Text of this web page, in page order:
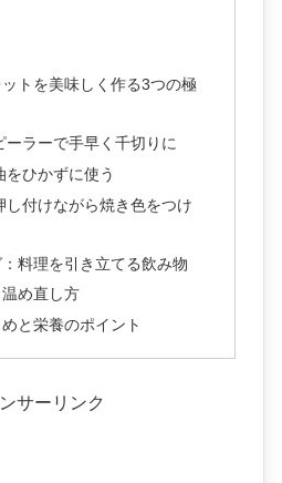
トを美味しく作る3つの極
ーラーで手早く千切りに
をひかずに使う
し付けながら焼き色をつけ
料理を引き立てる飲み物
め直し方
と栄養のポイント
サーリンク